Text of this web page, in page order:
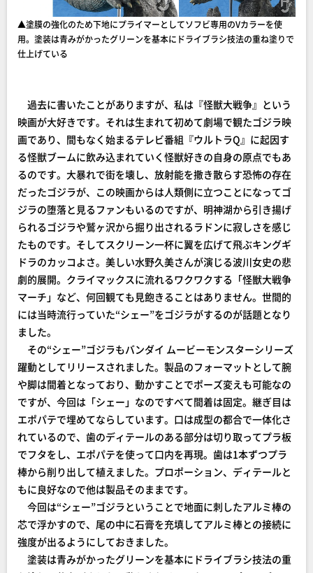
▲塗膜の強化のため下地にプライマーとしてソフビ専用のVカラーを使
用。塗装は青みがかったグリーンを基本にドライブラシ技法の重ね塗りで
仕上げている
過去に書いたことがありますが、私は『怪獣大戦争』という
映画が大好きです。それは生まれて初めて劇場で観たゴジラ映
画であり、間もなく始まるテレビ番組『ウルトラQ』に起因す
る怪獣ブームに飲み込まれていく怪獣好きの自身の原点でもあ
るのです。大暴れで街を壊し、放射能を撒き散らす恐怖の存在
だったゴジラが、この映画からは人類側に立つことになってゴ
ジラの堕落と見るファンもいるのですが、明神湖から引き揚げ
られるゴジラや鷲ヶ沢から掘り出されるラドンに寂しさを感じ
たものです。そしてスクリーン一杯に翼を広げて飛ぶキングギ
ドラのカッコよさ。美しい水野久美さんが演じる波川女史の悲
劇的展開。クライマックスに流れるワクワクする「怪獣大戦争
マーチ」など、何回観ても見飽きることはありません。世間的
には当時流行っていた“シェー”をゴジラがするのが話題となり
ました。
その“シェー”ゴジラもバンダイ ムービーモンスターシリーズ
躍動としてリリースされました。製品のフォーマットとして腕
や脚は間着となっており、動かすことでポーズ変えも可能なの
ですが、今回は「シェー」なのですべて間着は固定。継ぎ目は
エポパテで埋めてならしています。口は成型の都合で一体化さ
れているので、歯のディテールのある部分は切り取ってプラ板
でフタをし、エポパテを使って口内を再現。歯は1本ずつプラ
棒から削り出して植えました。プロポーション、ディテールと
もに良好なので他は製品そのままです。
今回は“シェー”ゴジラということで地面に刺したアルミ棒の
芯で浮かすので、尾の中に石膏を充填してアルミ棒との接続に
強度が出るようにしておきました。
塗装は青みがかったグリーンを基本にドライブラシ技法の重